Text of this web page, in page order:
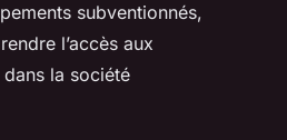
subventionnés,
l’accès aux
la société